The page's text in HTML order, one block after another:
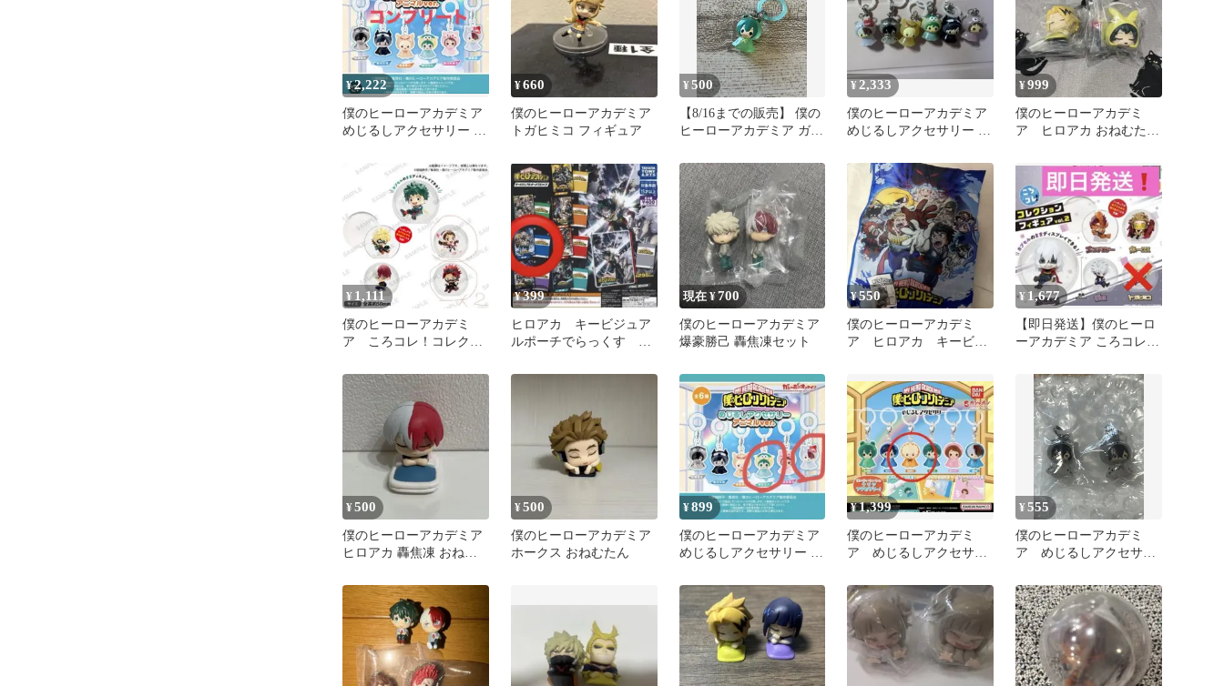
¥2,222
僕のヒーローアカデミア
めじるしアクセサリー ア
¥660
僕のヒーローアカデミア
トガヒミコ フィギュア
¥500
【8/16までの販売】 僕の
ヒーローアカデミア ガチ
¥2,333
僕のヒーローアカデミア
めじるしアクセサリー ア
¥999
僕のヒーローアカデミ
ア ヒロアカ おねむた
出久
¥ 1,111
僕のヒーローアカデミ
ア ころコレ！コレクシ
ット
¥399
ヒロアカ キービジュア
ルポーチでらっくす 第
プセルトイ
現在 ¥700
僕のヒーローアカデミア
爆豪勝己 轟焦凍セット
¥550
僕のヒーローアカデミ
ア ヒロアカ キービジ
¥ 1,677
【即日発送】僕のヒーロ
ーアカデミア ころコレ
¥500
僕のヒーローアカデミア
ヒロアカ 轟焦凍 おねむ
¥500
僕のヒーローアカデミア
ホークス おねむたん
¥899
僕のヒーローアカデミア
めじるしアクセサリー ア
凍
¥1,399
僕のヒーローアカデミ
ア めじるしアクセサリ
¥555
僕のヒーローアカデミ
ア めじるしアクセサリ